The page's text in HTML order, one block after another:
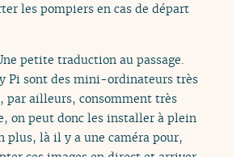
les pompiers en cas de départ
petite traduction au passage.
Pi sont des mini-ordinateurs très
par ailleurs, consomment très
on peut donc les installer à plein
plus, là il y a une caméra pour,